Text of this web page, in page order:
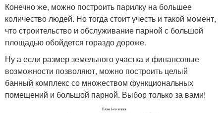
Конечно же, можно построить парилку на большее
количество людей. Но тогда стоит учесть и такой момент,
что строительство и обслуживание парной с большой
площадью обойдется гораздо дороже.
Ну а если размер земельного участка и финансовые
возможности позволяют, можно построить целый
банный комплекс со множеством функциональных
помещений и большой парной. Выбор только за вами!